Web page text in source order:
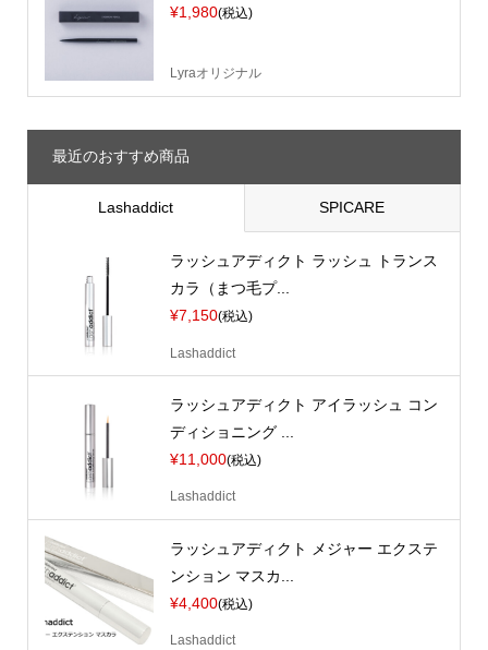
¥1,980(税込)
Lyraオリジナル
最近のおすすめ商品
Lashaddict SPICARE
ラッシュアディクト ラッシュ トランス
カラ（まつ毛プ...
¥7,150(税込)
Lashaddict
ラッシュアディクト アイラッシュ コン
ディショニング ...
¥11,000(税込)
Lashaddict
ラッシュアディクト メジャー エクステ
ンション マスカ...
¥4,400(税込)
Lashaddict